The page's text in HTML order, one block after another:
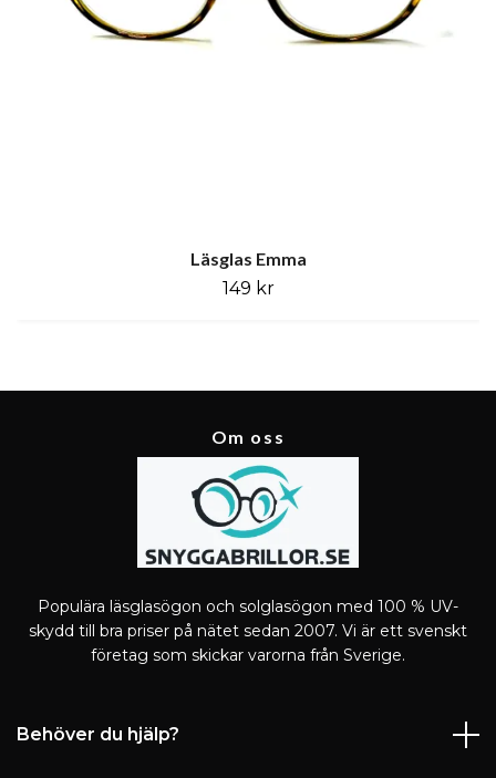
Läsglas Emma
149 kr
Om oss
Populära läsglasögon och solglasögon med 100 % UV-
skydd till bra priser på nätet sedan 2007. Vi är ett svenskt
företag som skickar varorna från Sverige.
Behöver du hjälp?